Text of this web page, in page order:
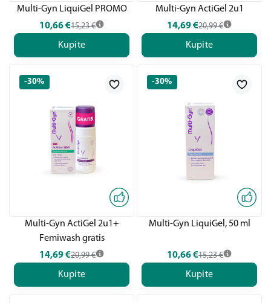
Multi-Gyn LiquiGel PROMO
10,66€15,23 €
Kupite
Multi-Gyn ActiGel 2u1
14,69€20,99 €
Kupite
-30%
Multi-Gyn ActiGel 2u1+
Femiwash gratis
14,69€20,99 €
Kupite
-30%
Multi-Gyn LiquiGel, 50 ml
10,66€15,23 €
Kupite